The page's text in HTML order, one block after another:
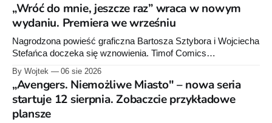
„Wróć do mnie, jeszcze raz” wraca w nowym
wydaniu. Premiera we wrześniu
Nagrodzona powieść graficzna Bartosza Sztybora i Wojciecha
Stefańca doczeka się wznowienia. Timof Comics
raz”, którego pierwsze wydanie ukazało się w 2015 roku.
By Wojtek 06 sie 2026
„Avengers. Niemożliwe Miasto" – nowa seria
startuje 12 sierpnia. Zobaczcie przykładowe
plansze